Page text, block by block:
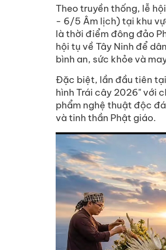
Theo truyền thống, lễ
- 6/5 Âm lịch) tại khu
là thời điểm đông đảo
hội tụ về Tây Ninh để
bình an, sức khỏe và
Đặc biệt, lần đầu tiên tại
hình Trái cây 2026" với
phẩm nghệ thuật độc
và tinh thần Phật giáo.